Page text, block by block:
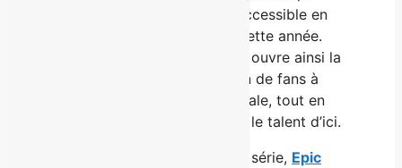
minutes. Elle sera par ailleurs accessible en
anglais sur YouTube plus tard cette année.
L’adaptation télévisée de Guiby ouvre ainsi la
porte à une nouvelle génération de fans à
l’échelle nationale et internationale, tout en
permettant de mettre en valeur le talent d’ici.
En parallèle du lancement de la série, Epic